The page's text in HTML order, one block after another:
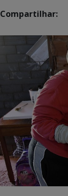
Compartilhar: